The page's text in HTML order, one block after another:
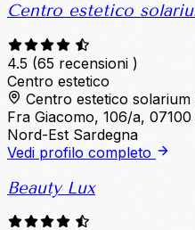
Centro estetico
4.5 (65 recensioni )
Centro estetico
Centro estetico
Fra Giacomo, 106/a,
Nord-Est Sardegna
Vedi profilo completo
Beauty Lux